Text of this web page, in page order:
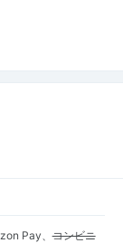
Pay、コンビニ